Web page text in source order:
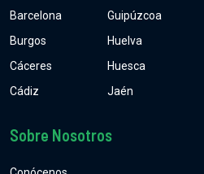
Barcelona
Burgos
Cáceres
Cádiz
Guipúzcoa
Huelva
Huesca
Jaén
Sobre Nosotros